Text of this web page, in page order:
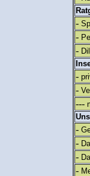
-
-
-
-
-
---
-
-
-
-